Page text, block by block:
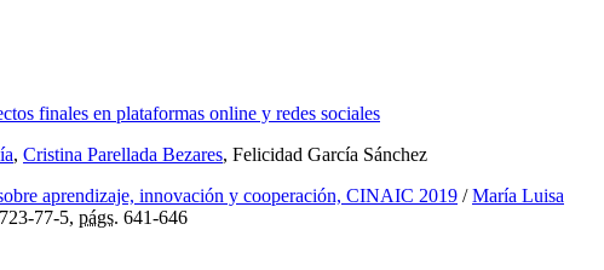
finales en plataformas online y redes sociales
, Cristina Parellada Bezares, Felicidad García Sánchez
aprendizaje, innovación y cooperación, CINAIC 2019 /María Luisa
77-5, págs. 641-646